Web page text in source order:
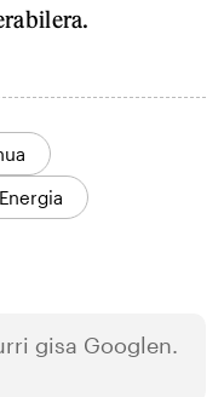
Energia
gisa Googlen.